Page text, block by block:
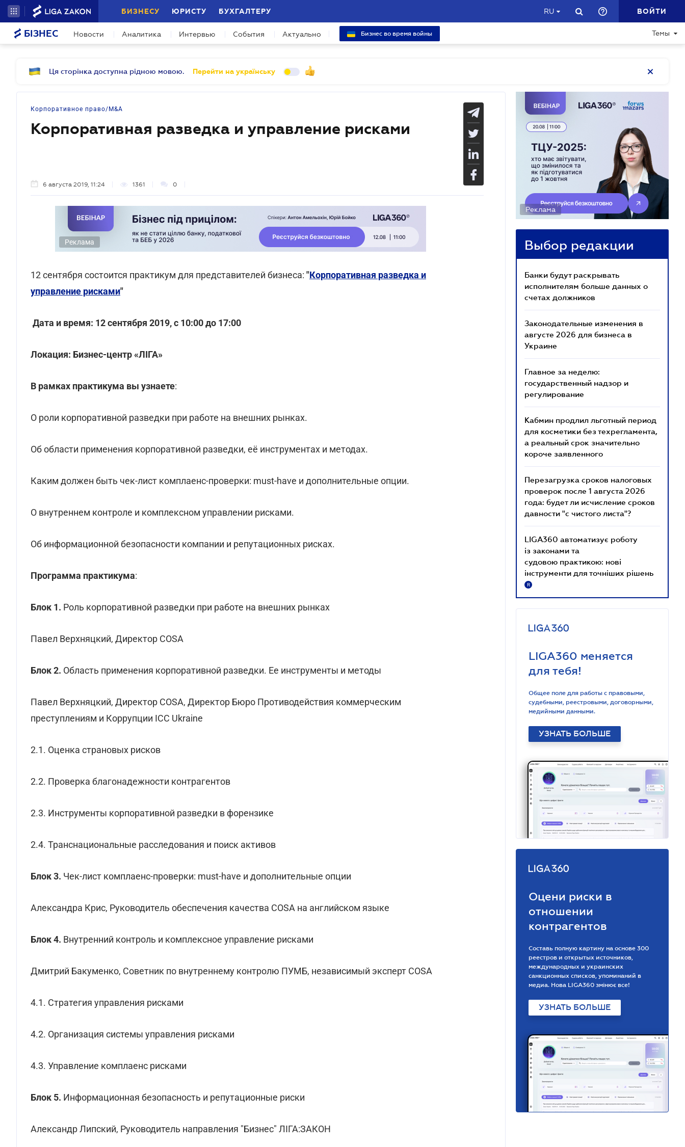
БИЗНЕСУ ЮРИСТУ БУХГАЛТЕРУ RU ВОЙТИ
БІЗНЕС Новости Аналитика Интервью События Актуально Бизнес во время войны Темы
Ця сторінка доступна рідною мовою. Перейти на українську
Корпоративное право/M&A
Корпоративная разведка и управление рисками
6 августа 2019, 11:24 1361 0
Реклама
12 сентября состоится практикум для представителей бизнеса: "Корпоративная разведка и
управление рисками"
Дата и время: 12 сентября 2019, с 10:00 до 17:00
Локация: Бизнес-центр «ЛІГА»
В рамках практикума вы узнаете:
О роли корпоративной разведки при работе на внешних рынках.
Об области применения корпоративной разведки, её инструментах и методах.
Каким должен быть чек-лист комплаенс-проверки: must-have и дополнительные опции.
О внутреннем контроле и комплексном управлении рисками.
Об информационной безопасности компании и репутационных рисках.
Программа практикума:
Блок 1. Роль корпоративной разведки при работе на внешних рынках
Павел Верхняцкий, Директор COSA
Блок 2. Область применения корпоративной разведки. Ее инструменты и методы
Павел Верхняцкий, Директор COSA, Директор Бюро Противодействия коммерческим
преступлениям и Коррупции ICC Ukraine
2.1. Оценка страновых рисков
2.2. Проверка благонадежности контрагентов
2.3. Инструменты корпоративной разведки в форензике
2.4. Транснациональные расследования и поиск активов
Блок 3. Чек-лист комплаенс-проверки: must-have и дополнительные опции
Александра Крис, Руководитель обеспечения качества COSA на английском языке
Блок 4. Внутренний контроль и комплексное управление рисками
Дмитрий Бакуменко, Советник по внутреннему контролю ПУМБ, независимый эксперт COSA
4.1. Стратегия управления рисками
4.2. Организация системы управления рисками
4.3. Управление комплаенс рисками
Блок 5. Информационная безопасность и репутационные риски
Александр Липский, Руководитель направления "Бизнес" ЛІГА:ЗАКОН
Реклама
Выбор редакции
Банки будут раскрывать
исполнителям больше данных о
счетах должников
Законодательные изменения в
августе 2026 для бизнеса в
Украине
Главное за неделю:
государственный надзор и
регулирование
Кабмин продлил льготный период
для косметики без техрегламента,
а реальный срок значительно
короче заявленного
Перезагрузка сроков налоговых
проверок после 1 августа 2026
года: будет ли исчисление сроков
давности "с чистого листа"?
LIGA360 автоматизує роботу
із законами та
судовою практикою: нові
інструменти для точніших рішень
R
LIGA360 меняется
для тебя!
Общее поле для работы с правовыми,
судебными, реестровыми, договорными,
медийными данными.
УЗНАТЬ БОЛЬШЕ
Оцени риски в
отношении
контрагентов
Составь полную картину на основе 300
реестров и открытых источников,
международных и украинских
санкционных списков, упоминаний в
медиа. Нова LIGA360 змінює все!
УЗНАТЬ БОЛЬШЕ